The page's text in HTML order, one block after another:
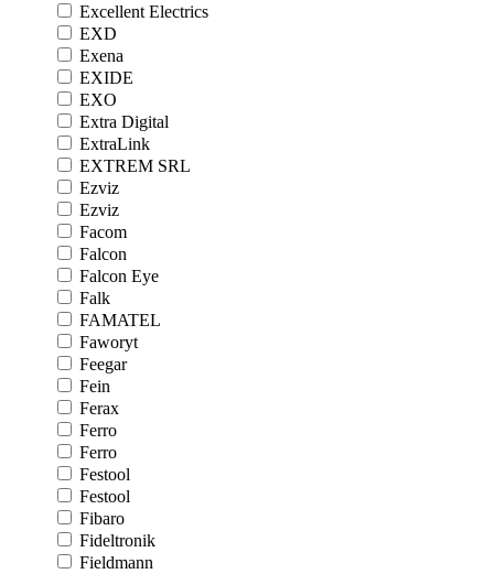
Excellent Electrics
EXD
Exena
EXIDE
EXO
Extra Digital
ExtraLink
EXTREM SRL
Ezviz
Ezviz
Facom
Falcon
Falcon Eye
Falk
FAMATEL
Faworyt
Feegar
Fein
Ferax
Ferro
Ferro
Festool
Festool
Fibaro
Fideltronik
Fieldmann